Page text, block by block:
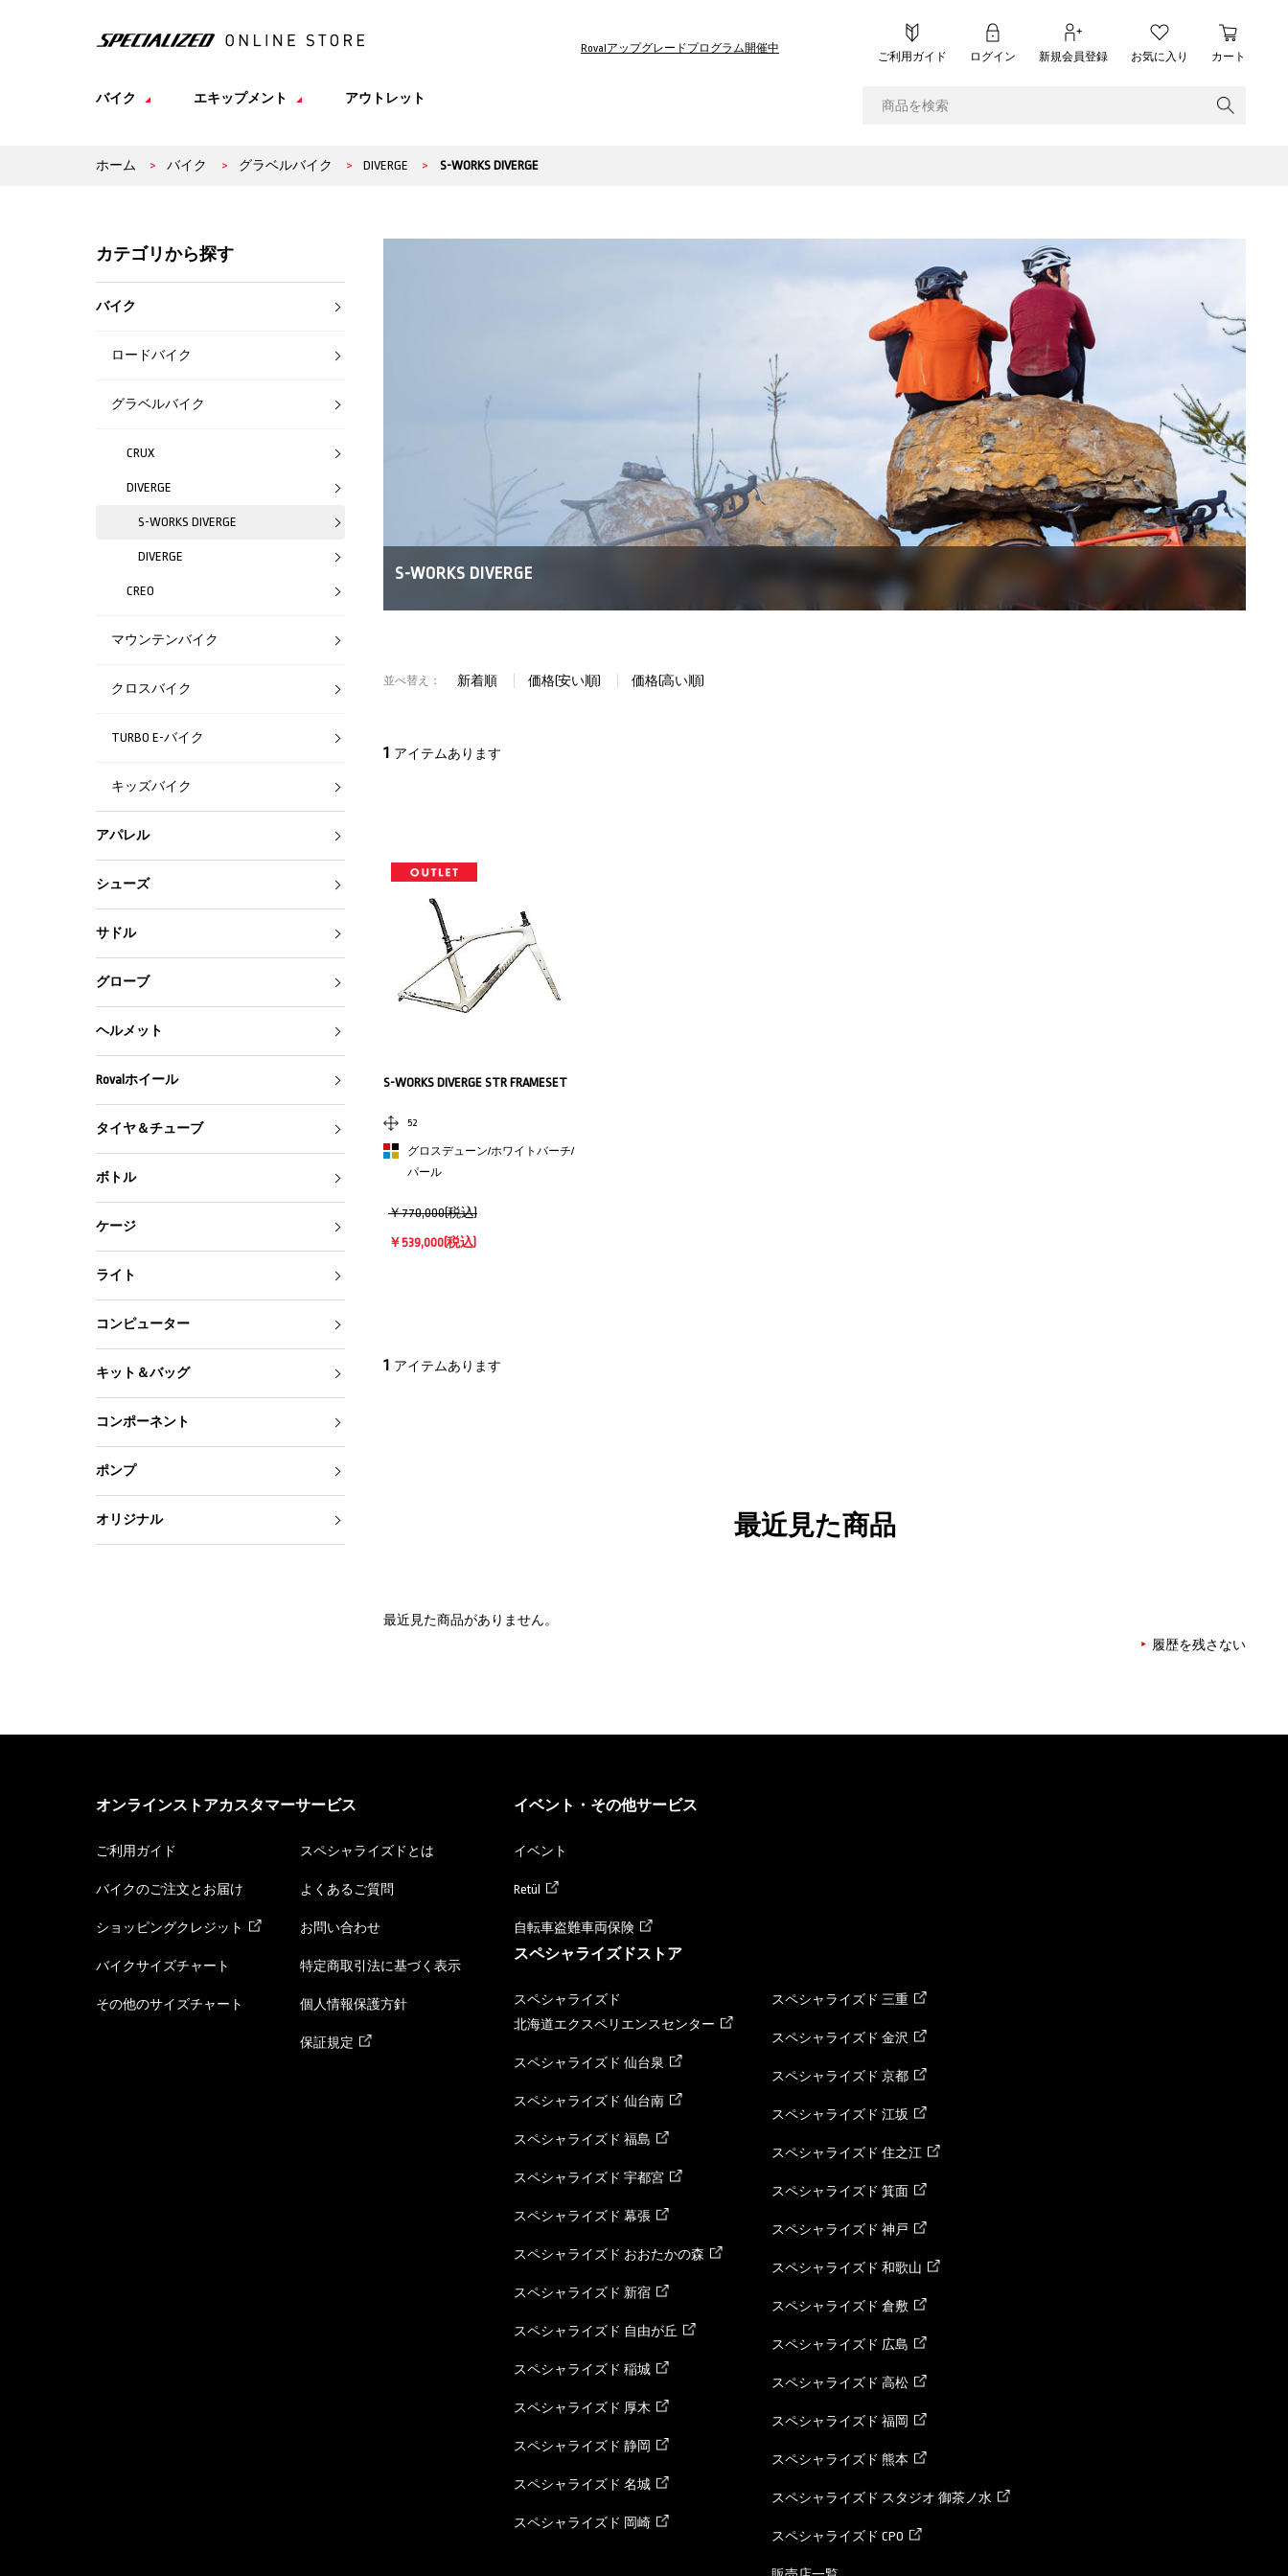
Rovalアップグレードプログラム開催中
ご利用ガイド ログイン 新規会員登録 お気に入り カート
バイク エキップメント アウトレット
ホーム > バイク > グラベルバイク > DIVERGE > S-WORKS DIVERGE
カテゴリから探す
バイク
ロードバイク
グラベルバイク
CRUX
DIVERGE
S-WORKS DIVERGE
DIVERGE
CREO
マウンテンバイク
クロスバイク
TURBO E-バイク
キッズバイク
アパレル
シューズ
サドル
グローブ
ヘルメット
Rovalホイール
タイヤ＆チューブ
ボトル
ケージ
ライト
コンピューター
キット＆バッグ
コンポーネント
ポンプ
オリジナル
S-WORKS DIVERGE
並べ替え： 新着順 価格(安い順) 価格(高い順)
1 アイテムあります
S-WORKS DIVERGE STR FRAMESET
52
グロスデューン/ホワイトバーチ/
パール
￥770,000(税込)
￥539,000 (税込)
1 アイテムあります
最近見た商品
最近見た商品がありません。
履歴を残さない
オンラインストアカスタマーサービス
ご利用ガイド
バイクのご注文とお届け
ショッピングクレジット
バイクサイズチャート
その他のサイズチャート
スペシャライズドとは
よくあるご質問
お問い合わせ
特定商取引法に基づく表示
個人情報保護方針
保証規定
イベント・その他サービス
イベント
Retül
自転車盗難車両保険
スペシャライズドストア
スペシャライズド
北海道エクスペリエンスセンター
スペシャライズド 仙台泉
スペシャライズド 仙台南
スペシャライズド 福島
スペシャライズド 宇都宮
スペシャライズド 幕張
スペシャライズド おおたかの森
スペシャライズド 新宿
スペシャライズド 自由が丘
スペシャライズド 稲城
スペシャライズド 厚木
スペシャライズド 静岡
スペシャライズド 名城
スペシャライズド 岡崎
スペシャライズド 三重
スペシャライズド 金沢
スペシャライズド 京都
スペシャライズド 江坂
スペシャライズド 住之江
スペシャライズド 箕面
スペシャライズド 神戸
スペシャライズド 和歌山
スペシャライズド 倉敷
スペシャライズド 広島
スペシャライズド 高松
スペシャライズド 福岡
スペシャライズド 熊本
スペシャライズド スタジオ 御茶ノ水
スペシャライズド CPO